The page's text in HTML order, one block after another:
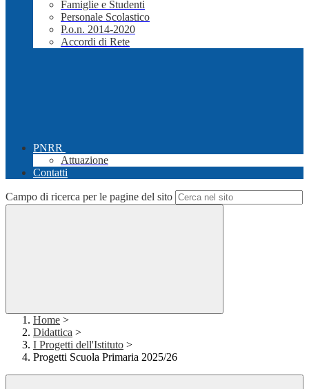
Famiglie e Studenti
Personale Scolastico
P.o.n. 2014-2020
Accordi di Rete
PNRR
Attuazione
Contatti
Campo di ricerca per le pagine del sito
Home >
Didattica >
I Progetti dell'Istituto >
Progetti Scuola Primaria 2025/26